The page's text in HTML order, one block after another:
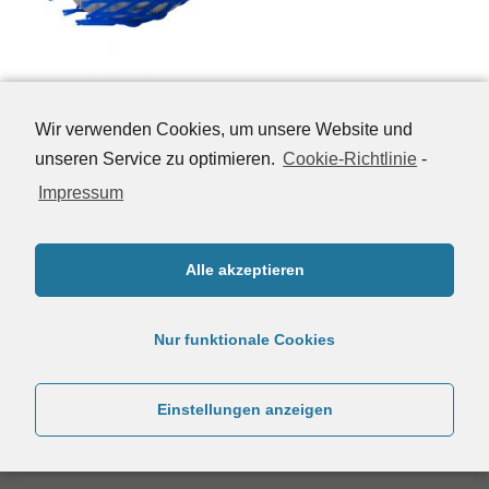
Wir verwenden Cookies, um unsere Website und
unseren Service zu optimieren. Cookie-Richtlinie -
Impressum
Alle akzeptieren
Nur funktionale Cookies
Einstellungen anzeigen